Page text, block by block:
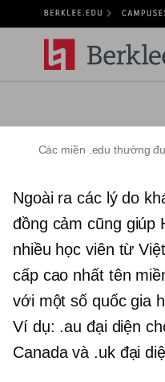
Các miền .edu thường
Ngoài ra các lý do
đồng cảm cũng giúp
nhiều học viên từ
cấp cao nhấttên
với một số quốc gia
Ví dụ: .au đại diện
Canada và .uk đại